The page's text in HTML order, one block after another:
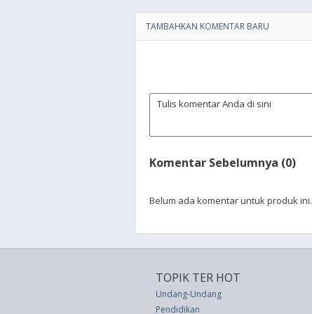
TAMBAHKAN KOMENTAR BARU
Komentar Sebelumnya (0)
Belum ada komentar untuk produk ini.
TOPIK TER HOT
Undang-Undang
Pendidikan